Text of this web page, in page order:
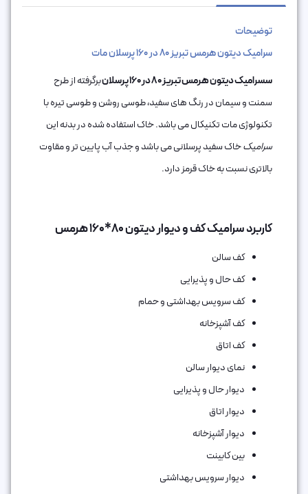
توضیحات
سرامیک دیتون هرمس تبریز 80 در 160 پرسلان مات
سسرامیک دیتون هرمس تبریز 80 در 160 پرسلان
برگرفته از طرح
سمنت و سیمان در رنگ های سفید، طوسی روشن و طوسی تیره با
تکنولوژی مات تکنیکال می باشد. خاک استفاده شده در بدنه این
سرامیکخاک سفید پرسلانی می باشد و جذب آب پایین تر و مقاوت
بالاتری نسبت به خاک قرمز دارد.
کاربرد سرامیک کف و دیوار دیتون 80*160 هرمس
کف سالن
کف حال و پذیرایی
کف سرویس بهداشتی و حمام
کف آشپزخانه
کف اتاق‌
نمای دیوار سالن
دیوار حال و پذیرایی
دیوار اتاق
دیوار آشپزخانه
بین کابینت
دیوار سرویس بهداشتی